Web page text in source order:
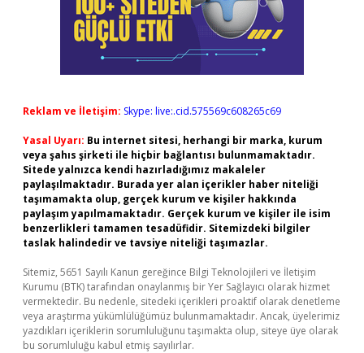
Reklam ve İletişim: Skype: live:.cid.575569c608265c69
Yasal Uyarı: Bu internet sitesi, herhangi bir marka, kurum
veya şahıs şirketi ile hiçbir bağlantısı bulunmamaktadır.
Sitede yalnızca kendi hazırladığımız makaleler
paylaşılmaktadır. Burada yer alan içerikler haber niteliği
taşımamakta olup, gerçek kurum ve kişiler hakkında
paylaşım yapılmamaktadır. Gerçek kurum ve kişiler ile isim
benzerlikleri tamamen tesadüfidir. Sitemizdeki bilgiler
taslak halindedir ve tavsiye niteliği taşımazlar.
Sitemiz, 5651 Sayılı Kanun gereğince Bilgi Teknolojileri ve İletişim
Kurumu (BTK) tarafından onaylanmış bir Yer Sağlayıcı olarak hizmet
vermektedir. Bu nedenle, sitedeki içerikleri proaktif olarak denetleme
veya araştırma yükümlülüğümüz bulunmamaktadır. Ancak, üyelerimiz
yazdıkları içeriklerin sorumluluğunu taşımakta olup, siteye üye olarak
bu sorumluluğu kabul etmiş sayılırlar.